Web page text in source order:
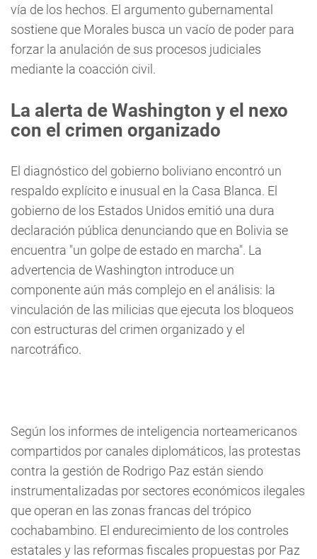
vía de los hechos. El argumento gubernamental
sostiene que Morales busca un vacío de poder para
forzar la anulación de sus procesos judiciales
mediante la coacción civil.
La alerta de Washington y el nexo
con el crimen organizado
El diagnóstico del gobierno boliviano encontró un
respaldo explícito e inusual en la Casa Blanca. El
gobierno de los Estados Unidos emitió una dura
declaración pública denunciando que en Bolivia se
encuentra "un golpe de estado en marcha". La
advertencia de Washington introduce un
componente aún más complejo en el análisis: la
vinculación de las milicias que ejecuta los bloqueos
con estructuras del crimen organizado y el
narcotráfico.
Según los informes de inteligencia norteamericanos
compartidos por canales diplomáticos, las protestas
contra la gestión de Rodrigo Paz están siendo
instrumentalizadas por sectores económicos ilegales
que operan en las zonas francas del trópico
cochabambino. El endurecimiento de los controles
estatales y las reformas fiscales propuestas por Paz